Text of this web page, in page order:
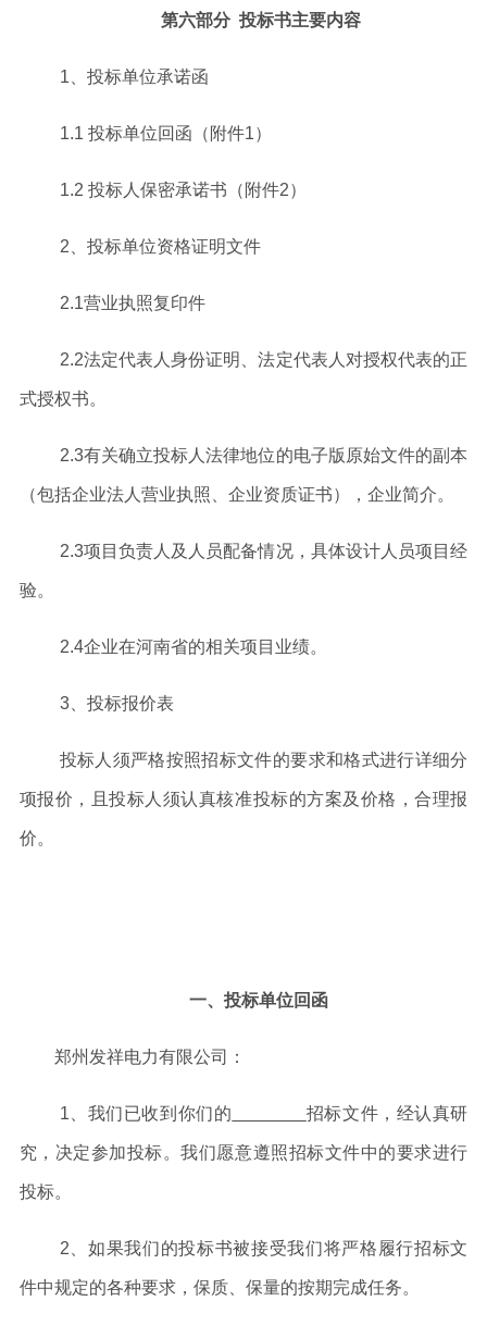
第六部分 投标书主要内容
1 投标单位承诺函
1.1 投标单位回函（附件1）
1.2 投标人保密承诺书（附件2）
2 、投标单位资格证明文件
2.1营业执照复印件
2.2法定代表人身份证明、法定代表人对授权代表的正
式授权书。
2.3有关确立投标人法律地位的电子版 原始文件的副本
（包括企业法人营业执照、企业资质证书） ， 企业简介。
2.3项目负责人及人员配备情况，具体设计人员项目经
验。
2.4企业在河南省的相关项目业绩。
3、投标报价表
投标人须严格按照招标文件的要求和格式进行详细分
项报价，且投标人须认真核准投标的方案及价格，合理报
价。
一、 投标单位回函
郑州发祥电力有限公司 ：
1 、我们已收到你们的 招标文件，经认真研
究，决定参加投标。我们愿意遵照招标文件中的要求进行
投标。
2 、如果我们的投标书被接受我们将严格履行招标文
件中规定的各种要求，保质、保量的按期完成任务。